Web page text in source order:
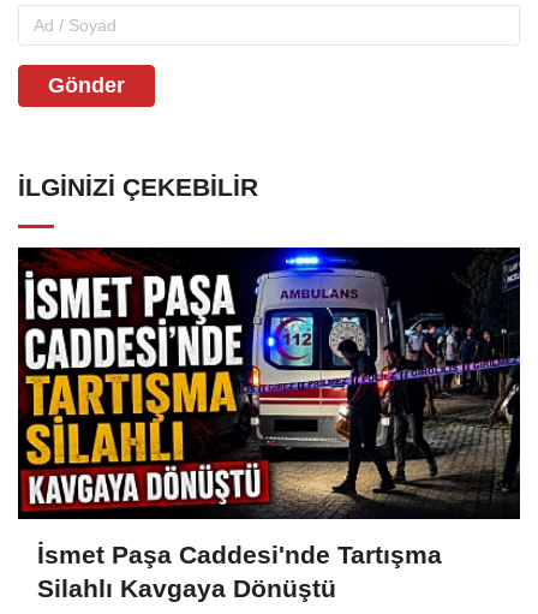
Gönder
İLGINIZI ÇEKEBILIR
İsmet Paşa Caddesi'nde Tartışma
Silahlı Kavgaya Dönüştü